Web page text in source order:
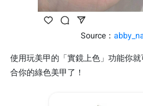
Source：
使用玩美甲的「實鏡上色」功能你
合你的綠色美甲了！